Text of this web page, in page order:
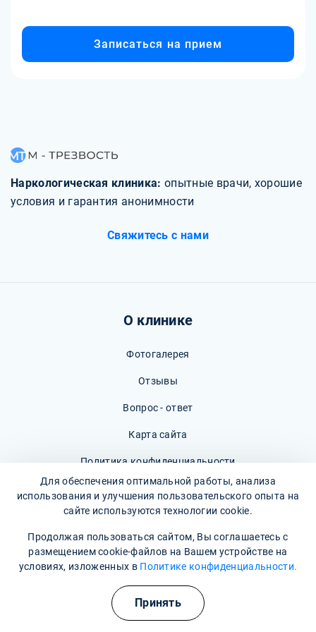
других людей, улучшить коммуникацию, развить
эмпатию и адаптироваться к социальным нормам и
семейного консультанта. В некоторых случаях может
потребоваться фармакологическое лечение для
управления сопутствующими симптомами, такими как
человек уникален, и результаты лечения могут быть
регулярное сотрудничество с квалифицированным
Записаться на прием
Наркологическая клиника: опытные врачи, хорошие
условия и гарантия анонимности
Свяжитесь с нами
О клинике
Фотогалерея
Отзывы
Вопрос - ответ
Карта сайта
Политика конфиденциальности
Пользовательское соглашение
Наши контакты
Время работы: Круглосуточно
8 800 302-36-47(Информационная служба)
Для обеспечения оптимальной работы, анализа
использования и улучшения пользовательского опыта на
сайте используются технологии cookie.
Продолжая пользоваться сайтом, Вы соглашаетесь с
размещением cookie-файлов на Вашем устройстве на
условиях, изложенных в Политике конфиденциальности.
Принять